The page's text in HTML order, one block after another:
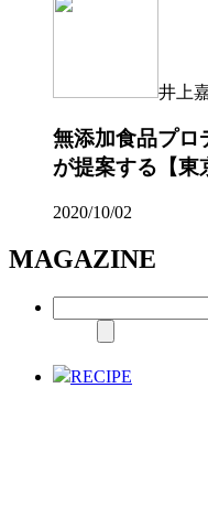
井上
無添加食品プロ
が提案する【東
2020/10/02
MAGAZINE
RECIPE